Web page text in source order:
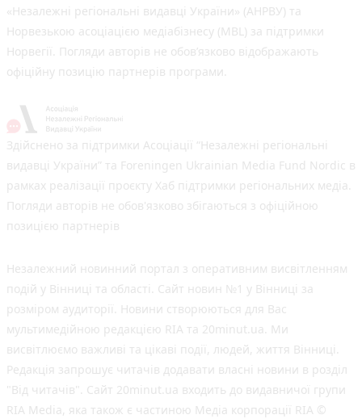
«Незалежні регіональні видавці України» (АНРВУ) та
Норвезькою асоціацією медіабізнесу (MBL) за підтримки
Норвегії. Погляди авторів не обов’язково відображають
офіційну позицію партнерів програми.
Здійснено за підтримки Асоціації “Незалежні регіональні
видавці України” та Foreningen Ukrainian Media Fund Nordic в
рамках реалізації проєкту Хаб підтримки регіональних медіа.
Погляди авторів не обов'язково збігаються з офіційною
позицією партнерів
Незалежний новинний портал з оперативним висвітленням
подій у Вінниці та області. Сайт новин №1 у Вінниці за
розміром аудиторії. Новини створюються для Вас
мультимедійною редакцією RIA та 20minut.ua. Ми
висвітлюємо важливі та цікаві події, людей, життя Вінниці.
Редакція запрошує читачів додавати власні новини в розділ
"Від читачів". Сайт 20minut.ua входить до видавничої групи
RIA Media, яка також є частиною Медіа корпорації RIA ©